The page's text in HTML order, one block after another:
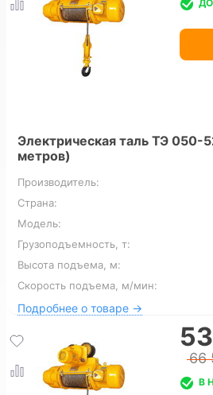
Электрическая таль ТЭ 050-
метров)
Производитель:
Страна:
Модель:
Грузоподъемность, т:
Высота подъема, м:
Скорость подъема, м/мин:
Подробнее о товаре →
66
В